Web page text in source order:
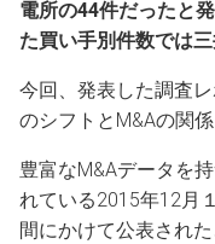
電所の44件だったと
た買い手別件数では
今回、発表した調査
のシフトとM&Aの関係
豊富なM&Aデータを
れている2015年12月
間にかけて公表され